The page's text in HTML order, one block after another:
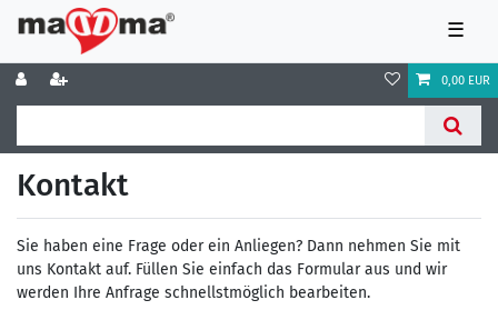
☰
0,00 EUR
Kontakt
Sie haben eine Frage oder ein Anliegen? Dann nehmen Sie mit
uns Kontakt auf. Füllen Sie einfach das Formular aus und wir
werden Ihre Anfrage schnellstmöglich bearbeiten.